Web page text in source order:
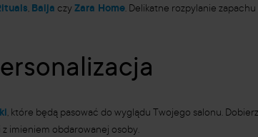
, Baija czyZara Home. Delikatne rozpylanie
, które będą pasować do wyglądu Twojego salonu.
imieniem obdarowanej osoby.